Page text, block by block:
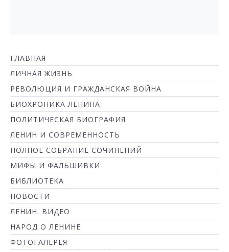
ГЛАВНАЯ
ЛИЧНАЯ ЖИЗНЬ
РЕВОЛЮЦИЯ И ГРАЖДАНСКАЯ ВОЙНА
БИОХРОНИКА ЛЕНИНА
ПОЛИТИЧЕСКАЯ БИОГРАФИЯ
ЛЕНИН И СОВРЕМЕННОСТЬ
ПОЛНОЕ СОБРАНИЕ СОЧИНЕНИЙ
МИФЫ И ФАЛЬШИВКИ
БИБЛИОТЕКА
НОВОСТИ
ЛЕНИН. ВИДЕО
НАРОД О ЛЕНИНЕ
ФОТОГАЛЕРЕЯ